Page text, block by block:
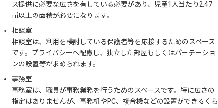
ス提供に必要な広さを有している必要があり、児童1人当たり2.47
㎡以上の面積が必要になります。
相談室
相談室は、利用を検討している保護者等を応接するためのスペース
です。プライバシーへ配慮し、独立した部屋もしくはパーテーショ
ンの設置等が求められます。
事務室
事務室は、職員が事務業務を行うためのスペースです。特に広さの
指定はありませんが、事務机やPC、複合機などの設置ができるくら